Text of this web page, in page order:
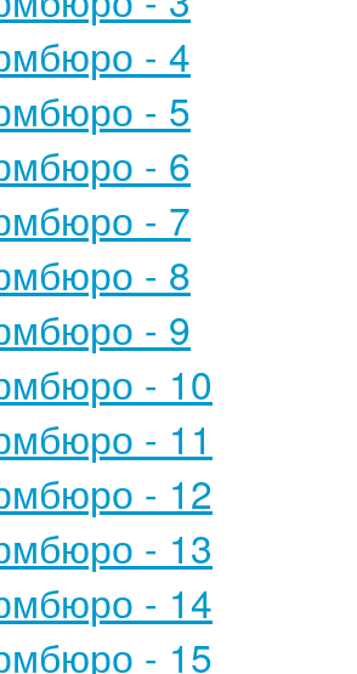
- 4
- 5
- 6
- 7
- 8
- 9
- 10
- 11
- 12
- 13
- 14
- 15